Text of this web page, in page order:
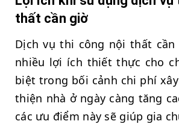
thất cần giờ
Dịch vụ thi công nội thất cần
nhiều lợi ích thiết thực cho
biệt trong bối cảnh chi phí
thiện nhà ở ngày càng tăng
các ưu điểm này sẽ giúp gia